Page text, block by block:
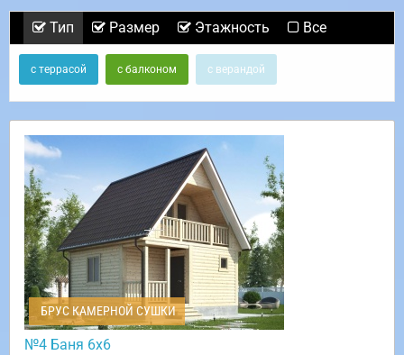
Тип Размер Этажность Все
с террасой с балконом с верандой
БРУС КАМЕРНОЙ СУШКИ
№4 Баня 6х6